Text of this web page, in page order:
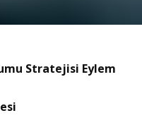
Stratejisi Eylem